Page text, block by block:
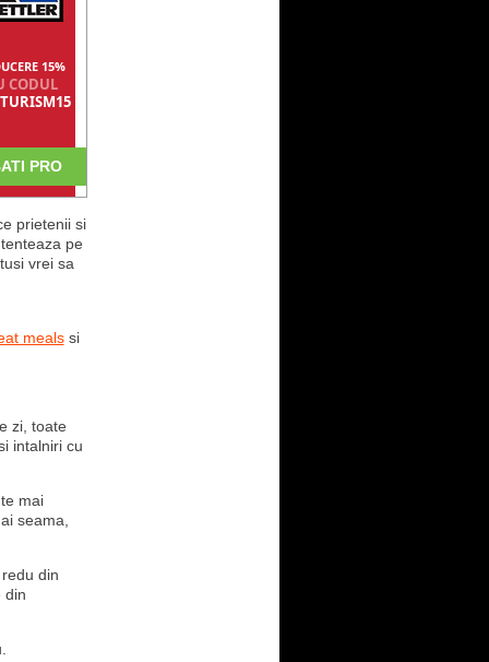
15%
CODUL
PRO
prietenii si
pe
vrei sa
mealssi
zi, toate
intalniri cu
mai
seama,
din
din